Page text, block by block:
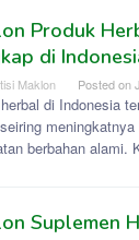
Produk
di
Maklon Posted on
di Indonesia
berbahan alami.
Suplemen